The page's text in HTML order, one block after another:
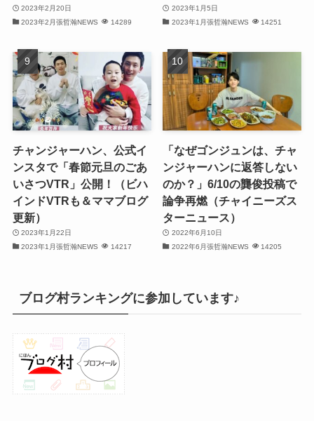
(32)
(31)
(32)
(31)
2023年2月20日
2023年2月張哲瀚NEWS
14289
2023年1月5日
2023年1月張哲瀚NEWS
14251
チャンジャーハン、公式イ
ンスタで「春節元旦のごあ
いさつVTR」公開！（ビハ
インドVTRも＆ママブログ
更新）
2023年1月22日
2023年1月張哲瀚NEWS
14217
「なぜゴンジュンは、チャ
ンジャーハンに返答しない
のか？」6/10の龔俊投稿で
論争再燃（チャイニーズス
ターニュース）
2022年6月10日
2022年6月張哲瀚NEWS
14205
ブログ村ランキングに参加しています♪